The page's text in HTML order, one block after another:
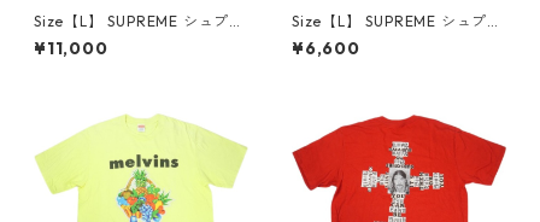
Size【L】 SUPREME シュプリ
ーム 21FW No Thanks S/S To
p White Tシャツ 白 【中古品-
¥11,000
Size【L】 SUPREME シュプリ
ーム 15AW Merry Christmas
Tee Black Tシャツ 黒 【中古
¥6,600